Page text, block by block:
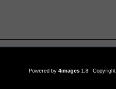
Powered by 4images1.8 Copyright